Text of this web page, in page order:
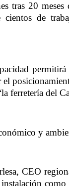
tras 20
de
ferretería del
y
CEO
como